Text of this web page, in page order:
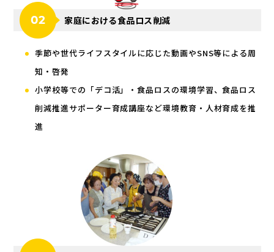
家庭における食品ロス削減
季節や世代ライフスタイルに応じた動画やSNS等による周
知・啓発
小学校等での「デコ活」・食品ロスの環境学習、食品ロス
削減推進サポーター育成講座など環境教育・人材育成を推
進